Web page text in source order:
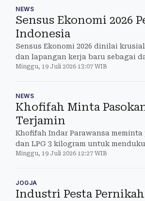
NEWS
Sensus Ekonomi 2026
Indonesia
Sensus Ekonomi 2026 dinilai
dan lapangan kerja baru sebagai
Minggu, 19 Juli 2026 13:07 WIB
NEWS
Khofifah Minta
Terjamin
Khofifah Indar Parawansa
dan LPG 3 kilogram untuk
Minggu, 19 Juli 2026 12:27 WIB
JOGJA
Industri Pesta